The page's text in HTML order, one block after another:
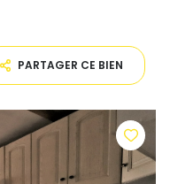
PARTAGER CE BIEN